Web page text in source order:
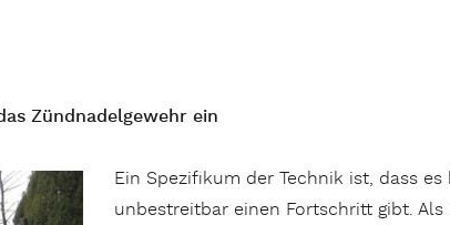
Zündnadelgewehr ein
Ein Spezifikum der Technik ist, dass es
unbestreitbar einen Fortschritt gibt. Als